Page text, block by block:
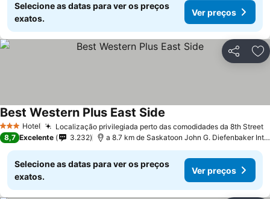
Selecione as datas para ver os preços
exatos.
Ver preços
Partilhar
3 EstrelasHotel Localização privilegiada perto das comodidades da 8th Street
Best Western Plus East Side
8,7 Excelente 3.232 a 8.7 km de Saskatoon John G. Diefenbaker International Airport
Selecione as datas para ver os preços
exatos.
Ver preços